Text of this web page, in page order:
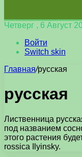
Четверг , 6 Август
Войти
Switch skin
Главная/русская
русская
Лиственница
под названием
этого растения
rossica Ilyinsky.